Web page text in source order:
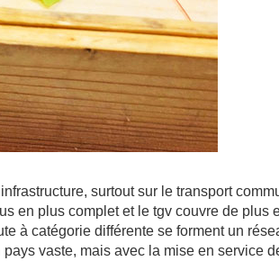
surtout sur le transport
en plus complet et le tgv couvre de plus
à catégorie différente se forment un
vaste, mais avec la mise en service